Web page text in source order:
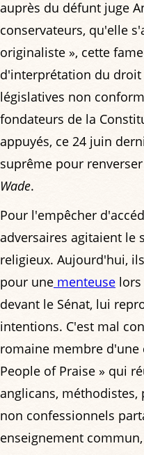
auprès du défunt juge
conservateurs, qu'elle
originaliste », cette
d'interprétation du
législatives non
fondateurs de la
appuyés, ce 24 juin
suprême pour
Wade.
Pour l'empêcher
adversaires agitaient le
religieux. Aujourd'hui,
pour une menteuse
devant le Sénat, lui
intentions. C'est mal
romaine membre d'une
People of Praise » qui
anglicans,
non confessionnels
enseignement